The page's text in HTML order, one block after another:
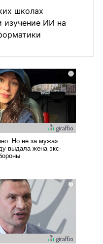
школах
изучение ИИ на